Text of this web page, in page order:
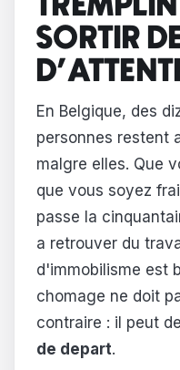
SORTIR
En Belgique, des
personnes restent
malgre elles. Que
que vous soyez
passe la
a retrouver du
d'immobilisme est
chomage ne doit
contraire : il peut
de depart.